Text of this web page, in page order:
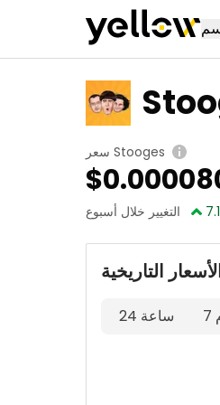
سعر Stooges
$
التغيير خلال أسبوع
24 ساعة